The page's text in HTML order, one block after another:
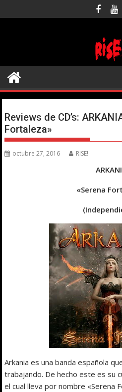
al
Reviews de CD’s:
Fortaleza»
octubre 27, 2016 RISE!
«Serena
Arkania es una banda española
trabajando. De hecho este es su
el cual lleva por nombre «Serena